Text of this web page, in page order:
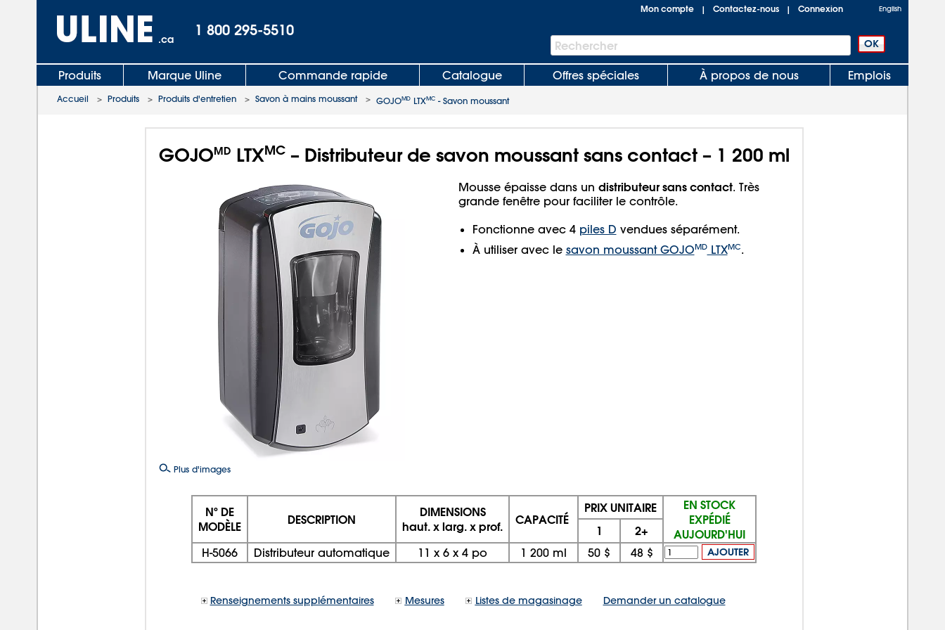
.ca
1 800 295-5510
Mon compte | Contactez-nous | Connexion English
Barre
de
recherche
Rechercher
Produits Marque Uline Commande rapide Catalogue Offres spéciales À propos de nous Emplois
Accueil > Produits > Produits d'entretien > Savon à mains moussant> GOJOMD LTXMC - Savon moussant
GOJOMD LTXMC– Distributeur de savon moussant sans contact – 1 200 ml
Plus d'images
Mousse épaisse dans un distributeur sans contact. Très
grande fenêtre pour faciliter le contrôle.
Fonctionne avec 4 piles D vendues séparément.
À utiliser avec le savon moussant GOJOMDLTXMC.
Nº DE
MODÈLE
DESCRIPTION
DIMENSIONS
haut. x larg. x prof.
CAPACITÉ
PRIX UNITAIRE
EN STOCK
EXPÉDIÉ
AUJOURD'HUI
1 2+
H-5066 Distributeur automatique 11 x 6 x 4 po 1 200 ml 50 $ 48 $ AJOUTER
Renseignements supplémentaires Mesures Listes de magasinage Demander un catalogue